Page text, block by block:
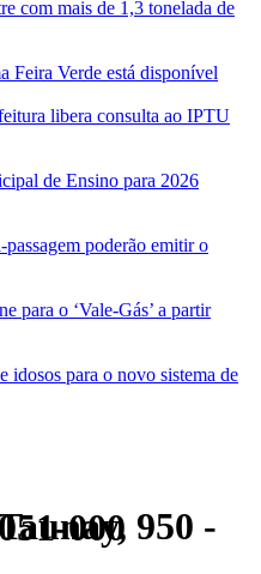
com mais de 1,3 tonelada de
Feira Verde está disponível
libera consulta ao IPTU
de Ensino para 2026
poderão emitir o
para o ‘Vale-Gás’ a partir
idosos para o novo sistema de
CEP 84051-000